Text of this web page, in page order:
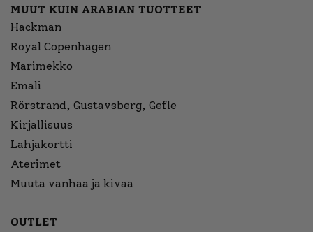
MUUT KUIN ARABIAN TUOTTEET
Hackman
Royal Copenhagen
Marimekko
Emali
Rörstrand, Gustavsberg, Gefle
Kirjallisuus
Lahjakortti
Aterimet
Muuta vanhaa ja kivaa
OUTLET